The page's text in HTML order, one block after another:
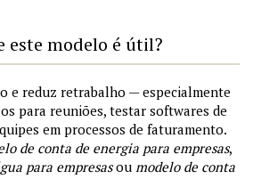
este modelo é útil?
e reduz retrabalho — especialmente
para reuniões, testar softwares de
em processos de faturamento.
de conta de energia para empresas,
para empresasou modelo de conta